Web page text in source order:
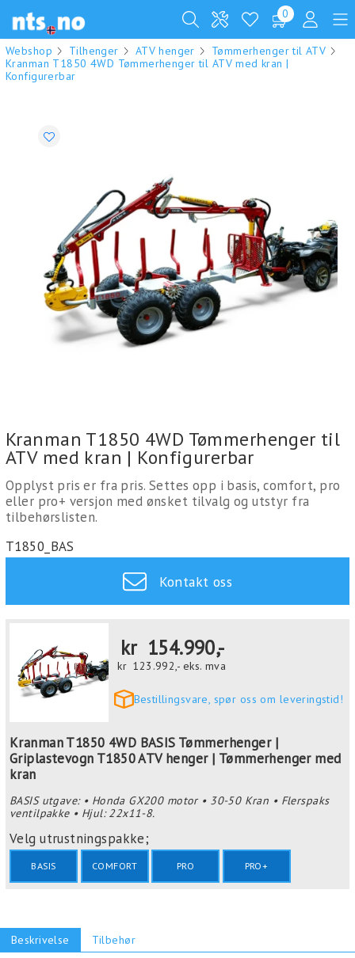
0
Webshop Tilhenger ATV henger
Tømmerhenger til ATV
Kranman T1850 4WD Tømmerhenger til ATV med kran |
Konfigurerbar
Kranman T1850 4WD Tømmerhenger til
ATV med kran | Konfigurerbar
Opplyst pris er fra pris. Settes opp i basis, comfort, pro
eller pro+ versjon med ønsket tilvalg og utstyr fra
tilbehørslisten.
T1850_BAS
Kontakt oss
kr 154.990,-
kr 123.992,- eks. mva
Bestillingsvare, spør oss om leveringstid!
Kranman T1850 4WD BASIS Tømmerhenger |
Griplastevogn T1850 ATV henger | Tømmerhenger med
kran
BASIS utgave: • Honda GX200 motor • 30-50 Kran • Flerspaks
ventilpakke • Hjul: 22x11-8.
Velg utrustningspakke;
BASIS COMFORT PRO PRO+
Beskrivelse Tilbehør